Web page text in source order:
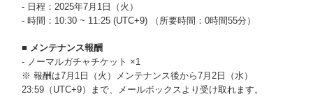
- 日程：2025年7月1日（火）
- 時間：10:30 ~ 11:25 (UTC+9) （所要時間：0時間55分）
■ メンテナンス報酬
- ノーマルガチャチケット ×1
※ 報酬は7月1日（火）メンテナンス後から7月2日（水）
23:59（UTC+9）まで、メールボックスより受け取れます。